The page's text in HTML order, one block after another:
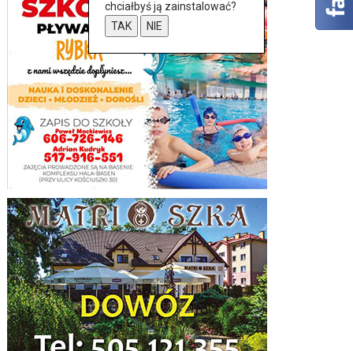
chciałbyś ją zainstalować?
TAK
NIE